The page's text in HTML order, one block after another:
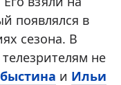
появлялся в
сезона. В
не
и Ильи